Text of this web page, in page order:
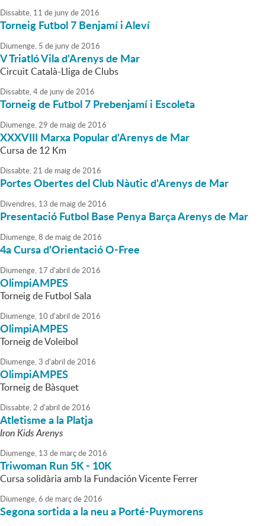
Dissabte, 11 de junyde2016
Torneig Futbol 7 Benjamí i Aleví
Diumenge, 5 de junyde2016
V Triatló Vila d'Arenys de Mar
Circuit Català-Lliga de Clubs
Dissabte,4de junyde2016
Torneig de Futbol 7 Prebenjamí i Escoleta
Diumenge,29 de maigde2016
XXXVIII Marxa Popular d'Arenys de Mar
Cursa de 12 Km
Dissabte,21 de maigde2016
Portes Obertes del Club Nàutic d'Arenys de Mar
Divendres, 13 de maigde2016
Presentació Futbol Base Penya Barça Arenys de Mar
Diumenge,8 de maigde2016
4a Cursa d'Orientació O-Free
Diumenge, 17 d'abril de2016
OlimpiAMPES
Torneig de Futbol Sala
Diumenge, 10 d'abril de2016
OlimpiAMPES
Torneig de Voleibol
Diumenge,3 d'abril de2016
OlimpiAMPES
Torneig de Bàsquet
Dissabte,2 d'abril de2016
Atletisme a la Platja
Iron Kids Arenys
Diumenge, 13 de marçde2016
Triwoman Run 5K - 10K
Cursa solidària amb la Fundación Vicente Ferrer
Diumenge,6 de marçde2016
Segona sortida a la neu a Porté-Puymorens